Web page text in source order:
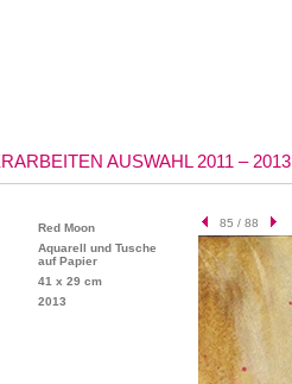
AUSWAHL 2011 – 2013
Red Moon
Aquarell und Tusche
auf Papier
41 x 29 cm
2013
85 / 88